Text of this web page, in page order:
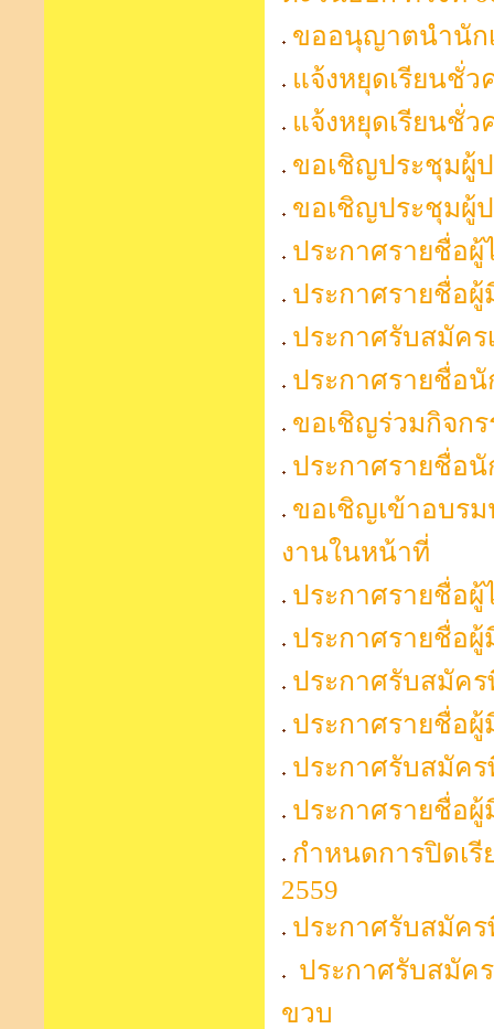
ขออนุญาตนำนัก
แจ้งหยุดเรียนชั่ว
แจ้งหยุดเรียนชั่ว
ขอเชิญประชุมผู้
ขอเชิญประชุมผู้
ประกาศรายชื่อผู้
ประกาศรายชื่อผู้
ประกาศรับสมัคร
ประกาศรายชื่อ
ขอเชิญร่วมกิจก
ประกาศรายชื่อ
ขอเชิญเข้าอบร
งานในหน้าที่
ประกาศรายชื่อผู้
ประกาศรายชื่อผู้
ประกาศรับสมัคร
ประกาศรายชื่อผู้
ประกาศรับสมัคร
ประกาศรายชื่อผู้
กำหนดการปิดเรี
2559
ประกาศรับสมัคร
ประกาศรับสมัค
ขวบ